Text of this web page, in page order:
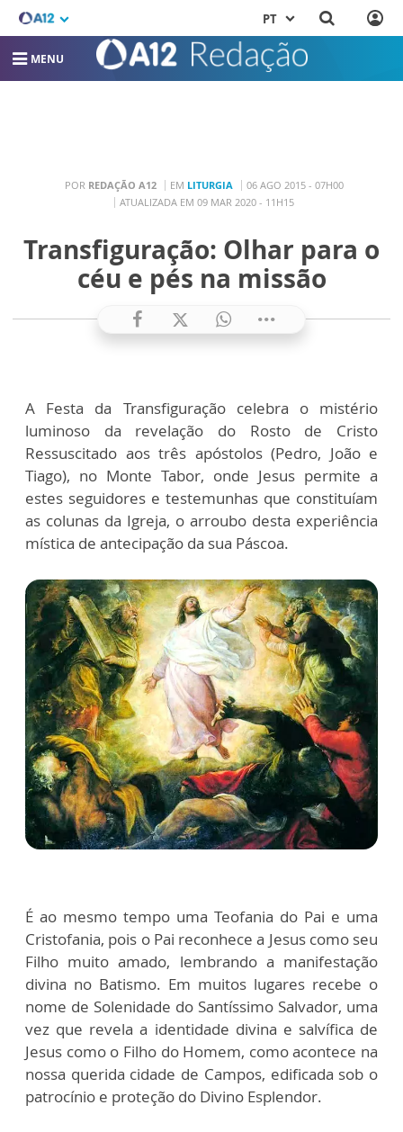
PT
MENU
POR REDAÇÃO A12 EM LITURGIA
06 AGO 2015 - 07H00
ATUALIZADA EM 09 MAR 2020 - 11H15
Transfiguração: Olhar para o
céu e pés na missão
A Festa da Transfiguração celebra o mistério
luminoso da revelação do Rosto de Cristo
Ressuscitado aos três apóstolos (Pedro, João e
Tiago), no Monte Tabor, onde Jesus permite a
estes seguidores e testemunhas que constituíam
as colunas da Igreja, o arroubo desta experiência
mística de antecipação da sua Páscoa.
É ao mesmo tempo uma Teofania do Pai e uma
Cristofania, pois o Pai reconhece a Jesus como seu
Filho muito amado, lembrando a manifestação
divina no Batismo. Em muitos lugares recebe o
nome de Solenidade do Santíssimo Salvador, uma
vez que revela a identidade divina e salvífica de
Jesus como o Filho do Homem, como acontece na
nossa querida cidade de Campos, edificada sob o
patrocínio e proteção do Divino Esplendor.